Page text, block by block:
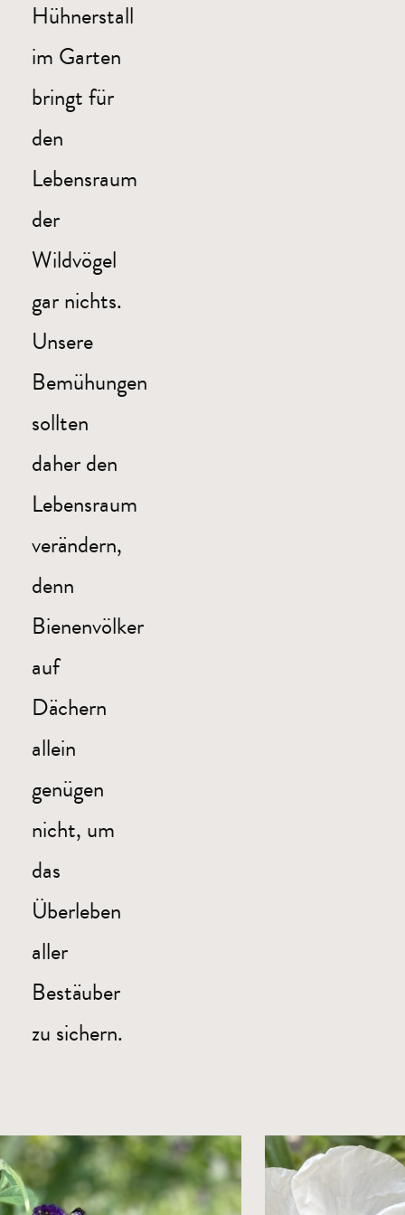
Hühnerstall
im Garten
bringt für
den
Lebensraum
der
Wildvögel
gar nichts.
Unsere
Bemühungen
sollten
daher den
Lebensraum
verändern,
denn
Bienenvölker
auf
Dächern
allein
genügen
nicht, um
das
Überleben
aller
Bestäuber
zu sichern.
Cookie-Informationen anzeigen
Datenschutzerklärung